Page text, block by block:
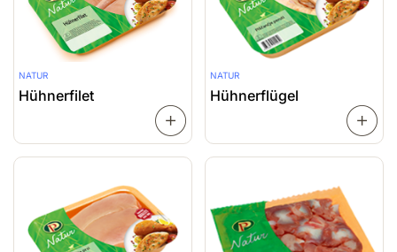
NATUR
Hühnerfilet
NATUR
Hühnerflügel